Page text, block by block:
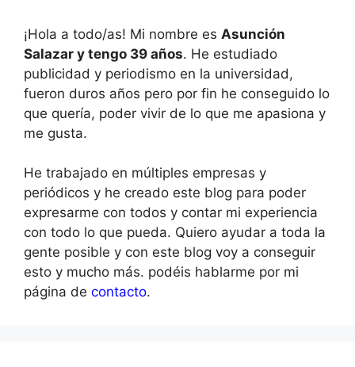
¡Hola a todo/as! Mi nombre es Asunción
Salazar y tengo 39 años. He estudiado
publicidad y periodismo en la universidad,
fueron duros años pero por fin he conseguido lo
que quería, poder vivir de lo que me apasiona y
me gusta.
He trabajado en múltiples empresas y
periódicos y he creado este blog para poder
expresarme con todos y contar mi experiencia
con todo lo que pueda. Quiero ayudar a toda la
gente posible y con este blog voy a conseguir
esto y mucho más. podéis hablarme por mi
página de contacto.